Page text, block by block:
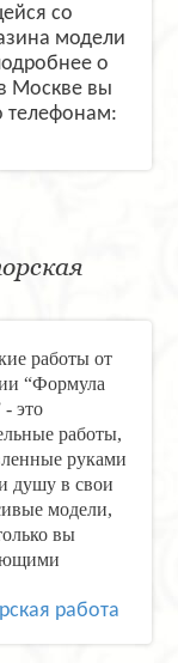
со
модели
о
Москве вы
телефонам:
работы от
“Формула
- это
работы,
руками
душу в свои
модели,
вы
работа